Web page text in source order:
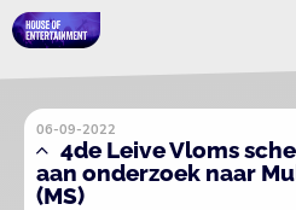
06-09-2022
4de Leive Vloms
aan onderzoek naar
(MS)